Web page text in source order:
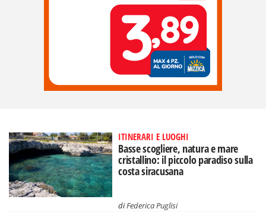
ITINERARI E LUOGHI
Basse scogliere, natura e mare
cristallino: il piccolo paradiso sulla
costa siracusana
diFederica Puglisi